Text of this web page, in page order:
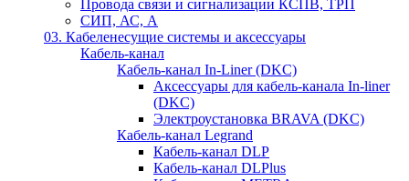
Провода связи и сигнализации КСПВ, ТРП
СИП, АС, А
03. Кабеленесущие системы и аксессуары
Кабель-канал
Кабель-канал In-Liner (DKC)
Аксессуары для кабель-канала In-liner
(DKC)
Электроустановка BRAVA (DKC)
Кабель-канал Legrand
Кабель-канал DLP
Кабель-канал DLPlus